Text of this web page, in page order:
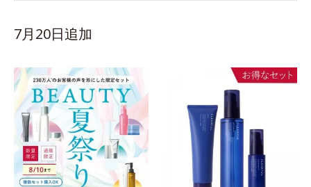
7月20日追加